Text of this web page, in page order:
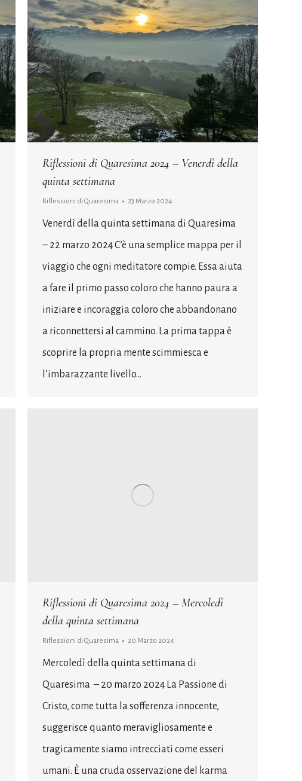
Riflessioni di Quaresima 2024 – Venerdì della
quinta settimana
Riflessioni di Quaresima 23 Marzo 2024
Venerdì della quinta settimana di Quaresima
– 22 marzo 2024 C’è una semplice mappa per il
viaggio che ogni meditatore compie. Essa aiuta
a fare il primo passo coloro che hanno paura a
iniziare e incoraggia coloro che abbandonano
a riconnettersi al cammino. La prima tappa è
scoprire la propria mente scimmiesca e
l’imbarazzante livello…
Riflessioni di Quaresima 2024 – Mercoledì
della quinta settimana
Riflessioni di Quaresima 20 Marzo 2024
Mercoledì della quinta settimana di
Quaresima – 20 marzo 2024 La Passione di
Cristo, come tutta la sofferenza innocente,
suggerisce quanto meravigliosamente e
tragicamente siamo intrecciati come esseri
umani. È una cruda osservazione del karma